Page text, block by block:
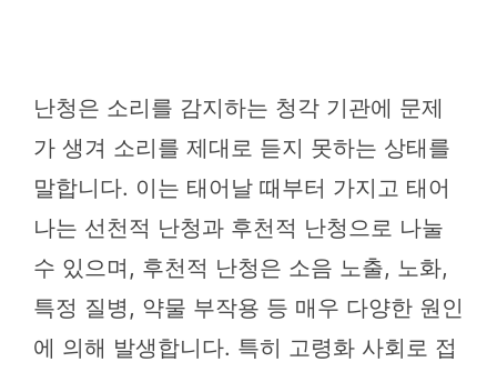
난청은 소리를 감지하는 청각 기관에 문제
가 생겨 소리를 제대로 듣지 못하는 상태를
말합니다. 이는 태어날 때부터 가지고 태어
나는 선천적 난청과 후천적 난청으로 나눌
수 있으며, 후천적 난청은 소음 노출, 노화,
특정 질병, 약물 부작용 등 매우 다양한 원인
에 의해 발생합니다. 특히 고령화 사회로 접